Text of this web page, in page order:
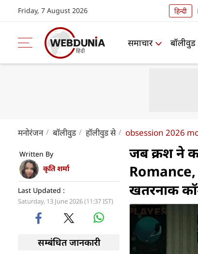
Friday, 7 August 2026 हिन्दी
समाचार बॉलीवुड
मनोरंजन बॉलीवुड हॉलीवुड से obsession 2026
Written By
कृति शर्मा
Last Updated :
Saturday, 13 June 2026 (11:37 IST)
सम्बंधित जानकारी
जब क्रश ने
खतरनाक